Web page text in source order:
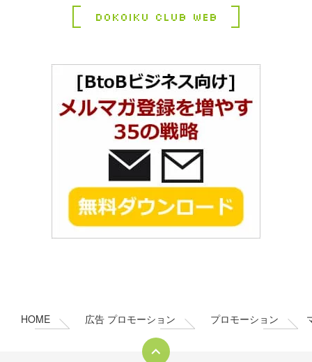
Dokoiku Club Web
HOME 広告 プロモーション プロモーション